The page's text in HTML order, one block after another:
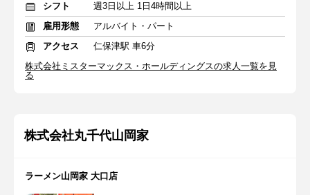
シフト
週3日以上 1日4時間以上
雇用形態
アルバイト・パート
アクセス
仁保津駅 車6分
株式会社ミスターマックス・ホールディングスの求人一覧を見
る
株式会社丸千代山岡家
ラーメン山岡家 大口店